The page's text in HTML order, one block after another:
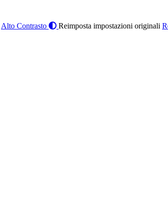
Alto Contrasto Reimposta impostazioni originali